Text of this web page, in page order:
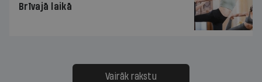
Brīvajā laikā
Vairāk rakstu